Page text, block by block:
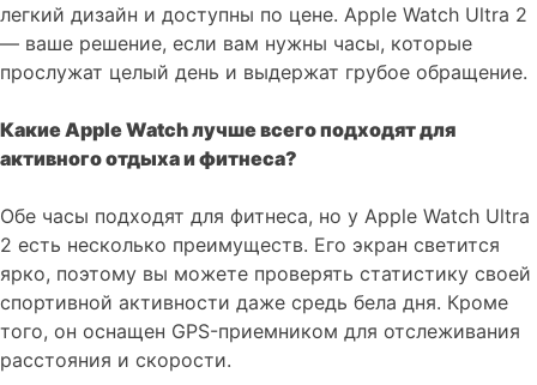
легкий дизайн и доступны по цене. Apple Watch Ultra 2
— ваше решение, если вам нужны часы, которые
прослужат целый день и выдержат грубое обращение.
Какие Apple Watch лучше всего подходят для
активного отдыха и фитнеса?
Обе часы подходят для фитнеса, но у Apple Watch Ultra
2 есть несколько преимуществ. Его экран светится
ярко, поэтому вы можете проверять статистику своей
спортивной активности даже средь бела дня. Кроме
того, он оснащен GPS-приемником для отслеживания
расстояния и скорости.